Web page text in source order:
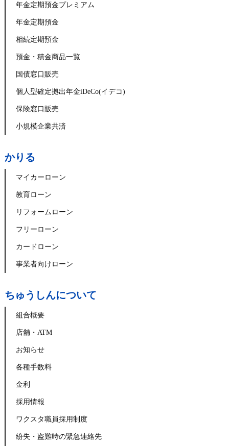
年金定期預金プレミアム
年金定期預金
相続定期預金
預金・積金商品一覧
国債窓口販売
個人型確定拠出年金iDeCo(イデコ)
保険窓口販売
小規模企業共済
かりる
マイカーローン
教育ローン
リフォームローン
フリーローン
カードローン
事業者向けローン
ちゅうしんについて
組合概要
店舗・ATM
お知らせ
各種手数料
金利
採用情報
ワクスタ職員採用制度
紛失・盗難時の緊急連絡先